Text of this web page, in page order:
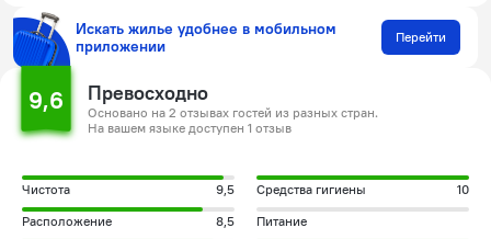
Искать жилье удобнее в мобильном
приложении
Перейти
9,6 Превосходно
Основано на 2 отзывах гостей из разных стран.
На вашем языке доступен 1 отзыв
Чистота 9,5 Средства гигиены
10
Расположение
8,5
Питание